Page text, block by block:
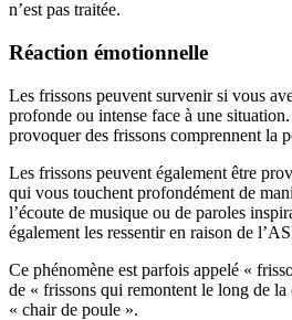
n’est pas traitée.
Réaction émotionnelle
Les frissons peuvent survenir si vous
profonde ou intense face à une
provoquer des frissons comprennent la
Les frissons peuvent également être
qui vous touchent profondément de
l’écoute de musique ou de paroles
également les ressentir en raison de
Ce phénomène est parfois appelé «
de « frissons qui remontent le long de
« chair de poule ».